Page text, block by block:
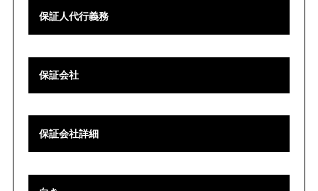
保証人代行義務
保証会社
保証会社詳細